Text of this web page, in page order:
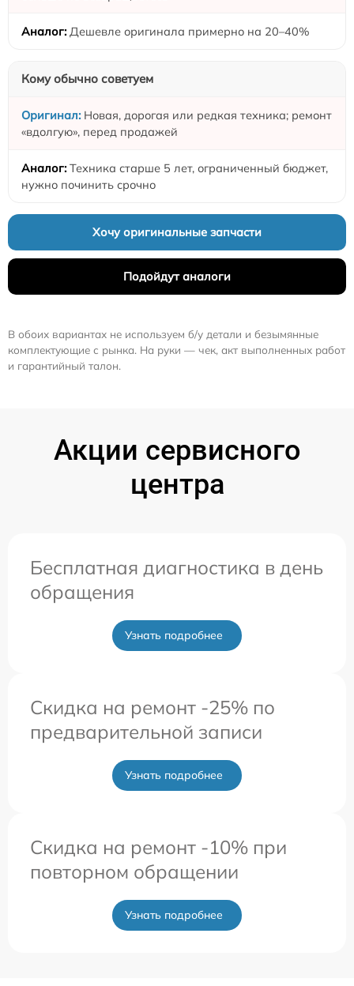
Дешевле оригинала примерно на 20–40%
Кому обычно советуем
Новая, дорогая или редкая техника; ремонт
«вдолгую», перед продажей
Техника старше 5 лет, ограниченный бюджет,
нужно починить срочно
Хочу оригинальные запчасти
Подойдут аналоги
В обоих вариантах не используем б/у детали и безымянные
комплектующие с рынка. На руки — чек, акт выполненных работ
и гарантийный талон.
Акции сервисного
центра
Бесплатная диагностика в день
обращения
Узнать подробнее
Скидка на ремонт -25% по
предварительной записи
Узнать подробнее
Скидка на ремонт -10% при
повторном обращении
Узнать подробнее